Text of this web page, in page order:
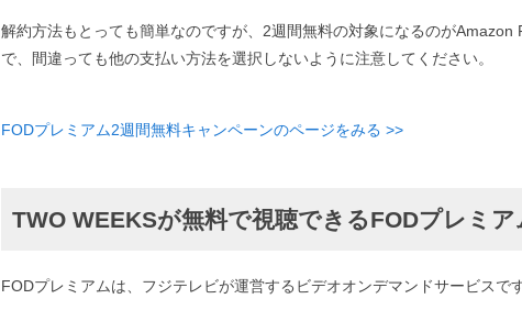
解約方法もとっても簡単なのですが、2週間無料の対象になるのがAmazon
で、間違っても他の支払い方法を選択しないように注意してください。
FODプレミアム2週間無料キャンペーンのページをみる >>
TWO WEEKSが無料で視聴できるFODプレミア
FODプレミアムは、フジテレビが運営するビデオオンデマンドサービスです